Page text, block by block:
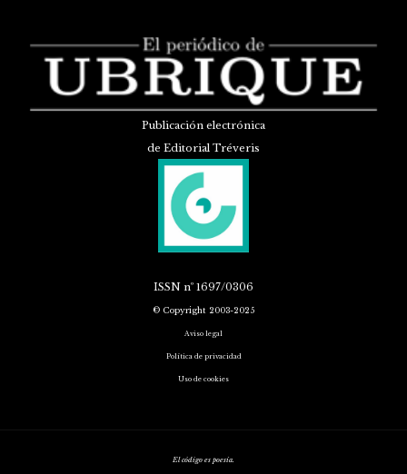
Publicación electrónica
de Editorial Tréveris
ISSN nº 1697/0306
© Copyright 2003-2025
Aviso legal
Política de privacidad
Uso de cookies
El código es poesía.